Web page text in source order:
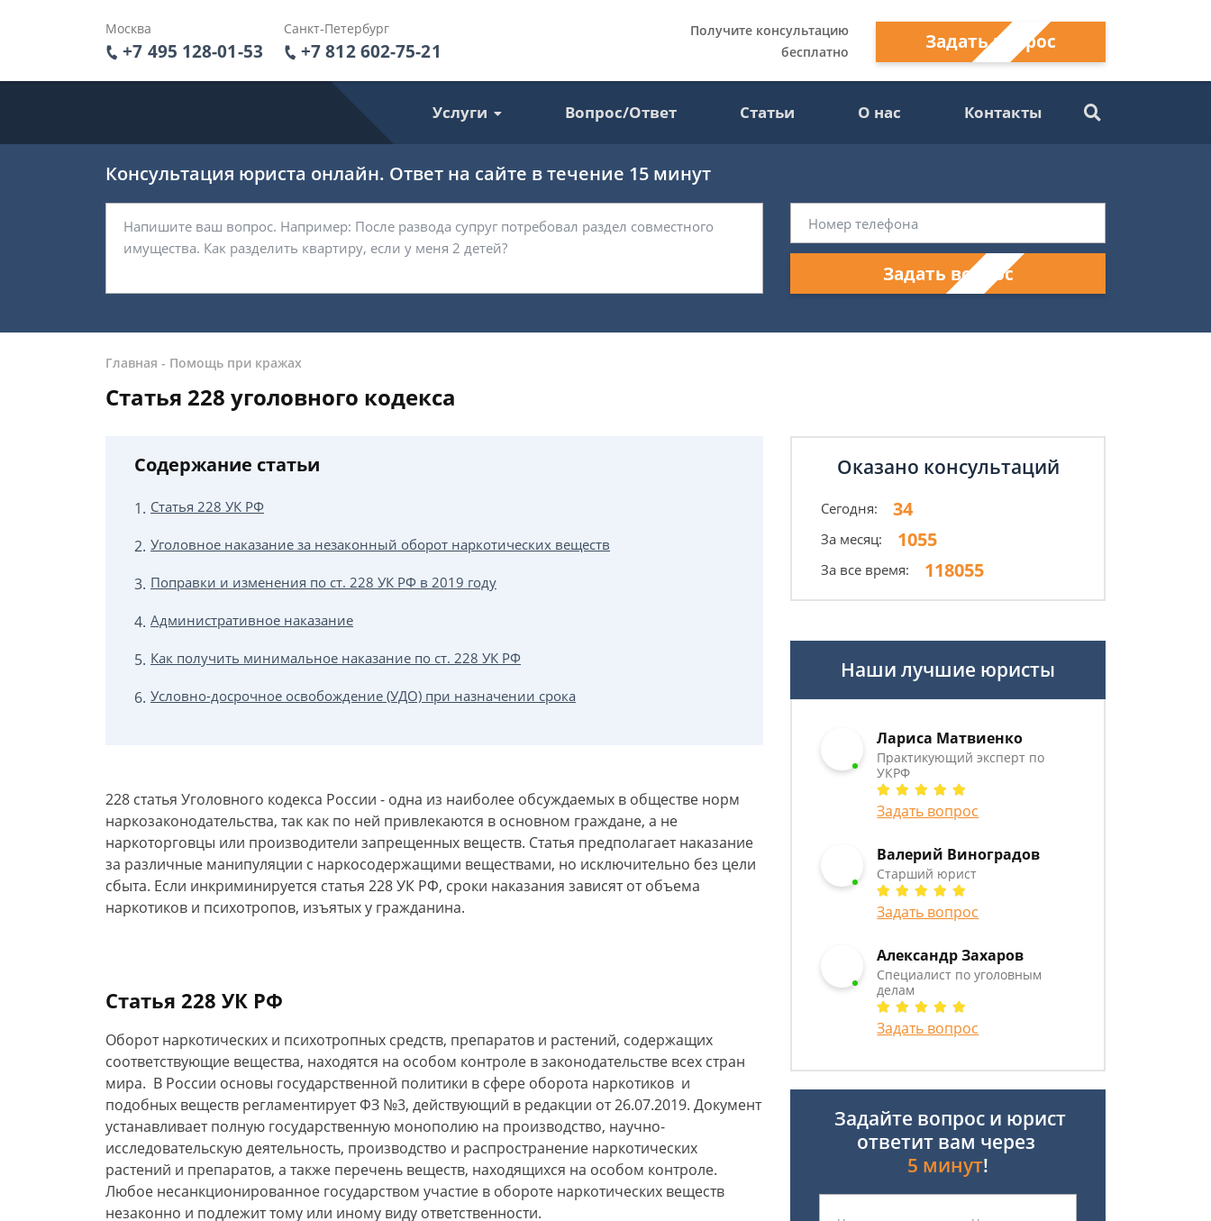
Москва
+7 495 128-01-53
Санкт-Петербург
+7 812 602-75-21
Получите консультацию
бесплатно
Задать вопрос
Услуги Вопрос/Ответ Статьи О нас Контакты
Консультация юриста онлайн. Ответ на сайте в течение 15 минут
Задать вопрос
Главная - Помощь при кражах
Статья 228 уголовного кодекса
Содержание статьи
Статья 228 УК РФ
Уголовное наказание за незаконный оборот наркотических веществ
Поправки и изменения по ст. 228 УК РФ в 2019 году
Административное наказание
Как получить минимальное наказание по ст. 228 УК РФ
Условно-досрочное освобождение (УДО) при назначении срока
228 статья Уголовного кодекса России - одна из наиболее обсуждаемых в обществе норм
наркозаконодательства, так как по ней привлекаются в основном граждане, а не
наркоторговцы или производители запрещенных веществ. Статья предполагает наказание
за различные манипуляции с наркосодержащими веществами, но исключительно без цели
сбыта. Если инкриминируется статья 228 УК РФ, сроки наказания зависят от объема
наркотиков и психотропов, изъятых у гражданина.
Статья 228 УК РФ
Оборот наркотических и психотропных средств, препаратов и растений, содержащих
соответствующие вещества, находятся на особом контроле в законодательстве всех стран
мира. В России основы государственной политики в сфере оборота наркотиков и
подобных веществ регламентирует ФЗ №3, действующий в редакции от 26.07.2019. Документ
устанавливает полную государственную монополию на производство, научно-
исследовательскую деятельность, производство и распространение наркотических
растений и препаратов, а также перечень веществ, находящихся на особом контроле.
Любое несанкционированное государством участие в обороте наркотических веществ
незаконно и подлежит тому или иному виду ответственности.
Оказано консультаций
Сегодня: 34
За месяц: 1055
За все время: 118055
Наши лучшие юристы
Лариса Матвиенко
Практикующий эксперт по
УКРФ
Задать вопрос
Валерий Виноградов
Старший юрист
Задать вопрос
Александр Захаров
Специалист по уголовным
делам
Задать вопрос
Задайте вопрос и юрист
ответит вам через
5 минут!